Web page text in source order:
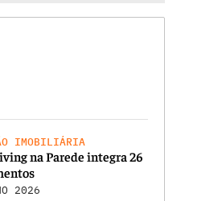
IMOBILIÁRIA
na Parede integra 26
2026